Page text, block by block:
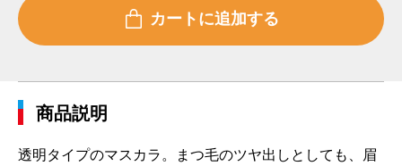
商品説明
透明タイプのマスカラ。まつ毛のツヤ出しとしても、眉